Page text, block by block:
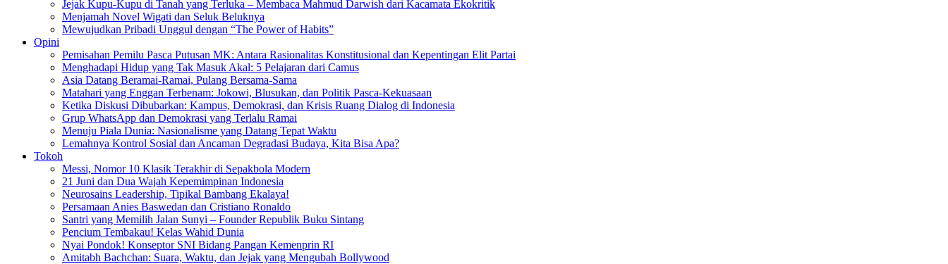
Jejak Kupu-Kupu di Tanah yang Terluka – Membaca Mahmud Darwish dari Kacamata Ekokritik
Menjamah Novel Wigati dan Seluk Beluknya
Mewujudkan Pribadi Unggul dengan “The Power of Habits”
Opini
Pemisahan Pemilu Pasca Putusan MK: Antara Rasionalitas Konstitusional dan Kepentingan Elit Partai
Menghadapi Hidup yang Tak Masuk Akal: 5 Pelajaran dari Camus
Asia Datang Beramai-Ramai, Pulang Bersama-Sama
Matahari yang Enggan Terbenam: Jokowi, Blusukan, dan Politik Pasca-Kekuasaan
Ketika Diskusi Dibubarkan: Kampus, Demokrasi, dan Krisis Ruang Dialog di Indonesia
Grup WhatsApp dan Demokrasi yang Terlalu Ramai
Menuju Piala Dunia: Nasionalisme yang Datang Tepat Waktu
Lemahnya Kontrol Sosial dan Ancaman Degradasi Budaya, Kita Bisa Apa?
Tokoh
Messi, Nomor 10 Klasik Terakhir di Sepakbola Modern
21 Juni dan Dua Wajah Kepemimpinan Indonesia
Neurosains Leadership, Tipikal Bambang Ekalaya!
Persamaan Anies Baswedan dan Cristiano Ronaldo
Santri yang Memilih Jalan Sunyi – Founder Republik Buku Sintang
Pencium Tembakau! Kelas Wahid Dunia
Nyai Pondok! Konseptor SNI Bidang Pangan Kemenprin RI
Amitabh Bachchan: Suara, Waktu, dan Jejak yang Mengubah Bollywood